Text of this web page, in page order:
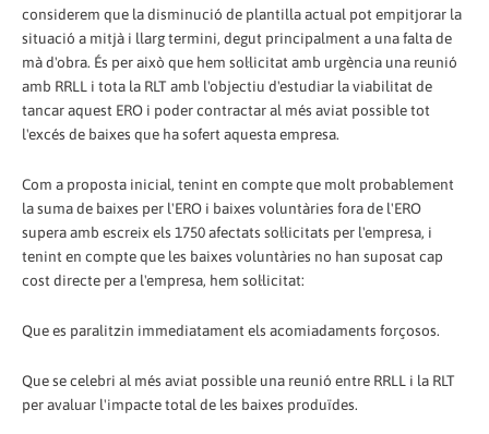
considerem que la disminució de plantilla actual pot empitjorar la
situació a mitjà i llarg termini, degut principalment a una falta de
mà d'obra. És per això que hem sol·licitat amb urgència una reunió
amb RRLL i tota la RLT amb l'objectiu d'estudiar la viabilitat de
tancar aquest ERO i poder contractar al més aviat possible tot
l'excés de baixes que ha sofert aquesta empresa.
Com a proposta inicial, tenint en compte que molt probablement
la suma de baixes per l'ERO i baixes voluntàries fora de l'ERO
supera amb escreix els 1750 afectats sol·licitats per l'empresa, i
tenint en compte que les baixes voluntàries no han suposat cap
cost directe per a l'empresa, hem sol·licitat:
Que es paralitzin immediatament els acomiadaments forçosos.
Que se celebri al més aviat possible una reunió entre RRLL i la RLT
per avaluar l'impacte total de les baixes produïdes.